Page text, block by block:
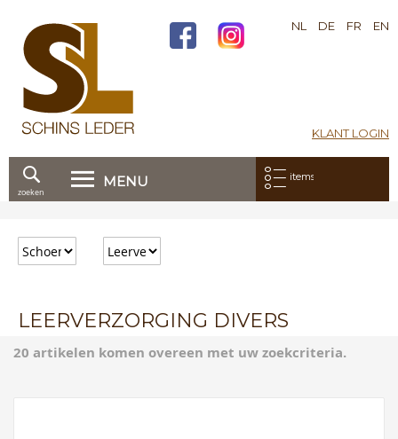
KLANT LOGIN
NL DE FR EN
MENU Mijn bestelling:
items
door
naar
zoeken
LEERVERZORGING DIVERS
20 artikelen komen overeen met uw zoekcriteria.